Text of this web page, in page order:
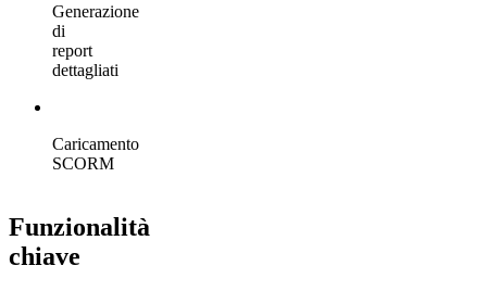
Generazione
di
report
dettagliati
Caricamento
SCORM
Funzionalità
chiave